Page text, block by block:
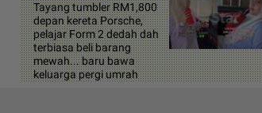
Tayang tumbler RM1,800
depan kereta Porsche,
pelajar Form 2 dedah dah
terbiasa beli barang
mewah... baru bawa
keluarga pergi umrah